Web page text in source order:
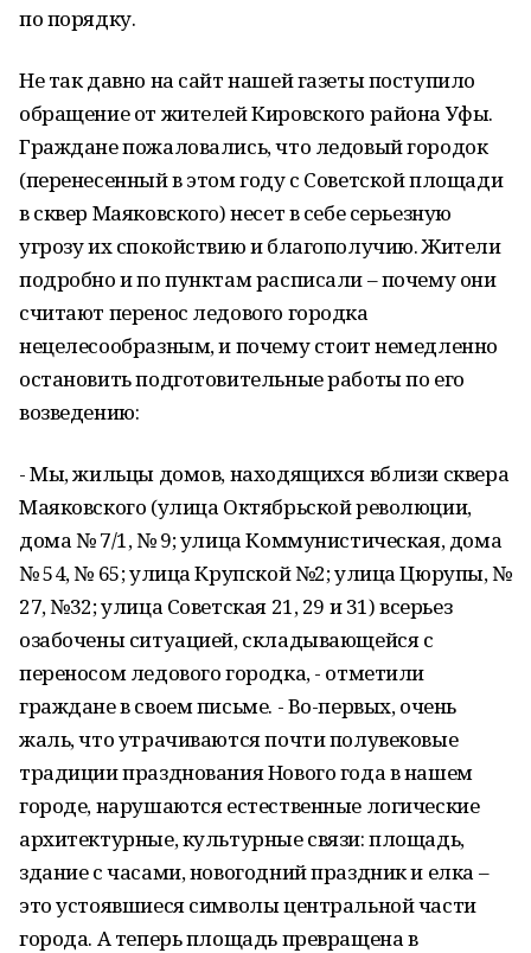
по порядку.
Не так давно на сайт нашей газеты поступило
обращение от жителей Кировского района Уфы.
Граждане пожаловались, что ледовый городок
(перенесенный в этом году с Советской площади
в сквер Маяковского) несет в себе серьезную
угрозу их спокойствию и благополучию. Жители
подробно и по пунктам расписали – почему они
считают перенос ледового городка
нецелесообразным, и почему стоит немедленно
остановить подготовительные работы по его
возведению:
- Мы, жильцы домов, находящихся вблизи сквера
Маяковского (улица Октябрьской революции,
дома № 7/1, № 9; улица Коммунистическая, дома
№ 54, № 65; улица Крупской №2; улица Цюрупы, №
27, №32; улица Советская 21, 29 и 31) всерьез
озабочены ситуацией, складывающейся с
переносом ледового городка, - отметили
граждане в своем письме. - Во-первых, очень
жаль, что утрачиваются почти полувековые
традиции празднования Нового года в нашем
городе, нарушаются естественные логические
архитектурные, культурные связи: площадь,
здание с часами, новогодний праздник и елка –
это устоявшиеся символы центральной части
города. А теперь площадь превращена в